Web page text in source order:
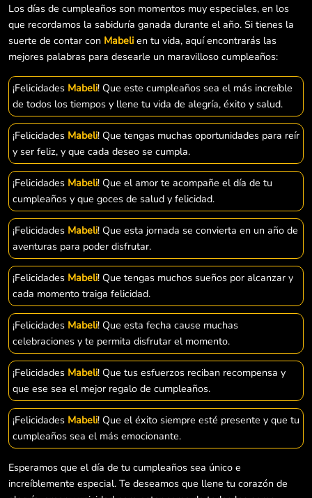
Los días de cumpleaños son momentos muy especiales, en los
que recordamos la sabiduría ganada durante el año. Si tienes la
suerte de contar con Mabeli en tu vida, aquí encontrarás las
mejores palabras para desearle un maravilloso cumpleaños:
¡Felicidades Mabeli! Que este cumpleaños sea el más increíble
de todos los tiempos y llene tu vida de alegría, éxito y salud.
¡Felicidades Mabeli! Que tengas muchas oportunidades para reír
y ser feliz, y que cada deseo se cumpla.
¡Felicidades Mabeli! Que el amor te acompañe el día de tu
cumpleaños y que goces de salud y felicidad.
¡Felicidades Mabeli! Que esta jornada se convierta en un año de
aventuras para poder disfrutar.
¡Felicidades Mabeli! Que tengas muchos sueños por alcanzar y
cada momento traiga felicidad.
¡Felicidades Mabeli! Que esta fecha cause muchas
celebraciones y te permita disfrutar el momento.
¡Felicidades Mabeli! Que tus esfuerzos reciban recompensa y
que ese sea el mejor regalo de cumpleaños.
¡Felicidades Mabeli! Que el éxito siempre esté presente y que tu
cumpleaños sea el más emocionante.
Esperamos que el día de tu cumpleaños sea único e
increíblemente especial. Te deseamos que llene tu corazón de